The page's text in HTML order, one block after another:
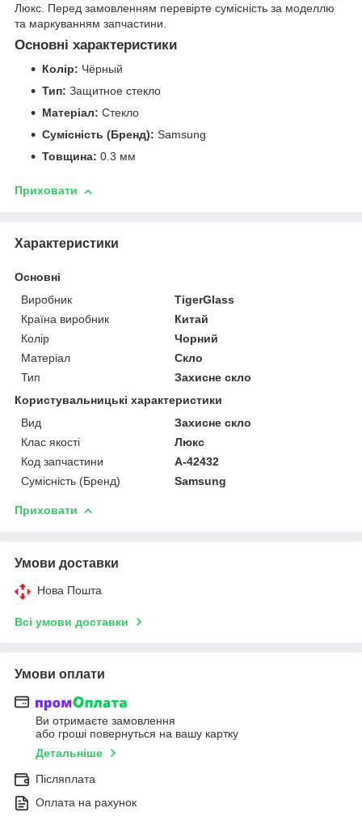
Люкс. Перед замовленням перевірте сумісність за моделлю
та маркуванням запчастини.
Основні характеристики
Колір: Чёрный
Тип: Защитное стекло
Матеріал: Стекло
Сумісність (Бренд): Samsung
Товщина: 0.3 мм
Приховати
Характеристики
Основні
Виробник
TigerGlass
Країна виробник
Китай
Колір
Чорний
Матеріал
Скло
Тип
Захисне скло
Користувальницькі характеристики
Вид
Захисне скло
Клас якості
Люкс
Код запчастини
A-42432
Сумісність (Бренд)
Samsung
Приховати
Умови доставки
Нова Пошта
Всі умови доставки
Умови оплати
Ви отримаєте замовлення
або гроші повернуться на вашу картку
Детальніше
Післяплата
Оплата на рахунок